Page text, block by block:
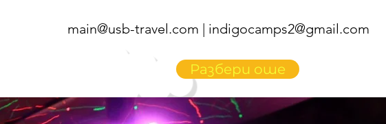
main@usb-travel.com | indigocamps2@gmail.com
Разбери оше